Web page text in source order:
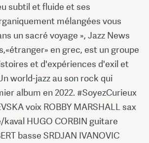
subtil et fluide et ses
mélangées vous
un sacré voyage », Jazz News
en grec, est un groupe
et d'expériences d'exil et
world-jazz au son rock qui
album en 2022. #SoyezCurieux
voix ROBBY MARSHALL sax
HUGO CORBIN guitare
basse SRDJAN IVANOVIC